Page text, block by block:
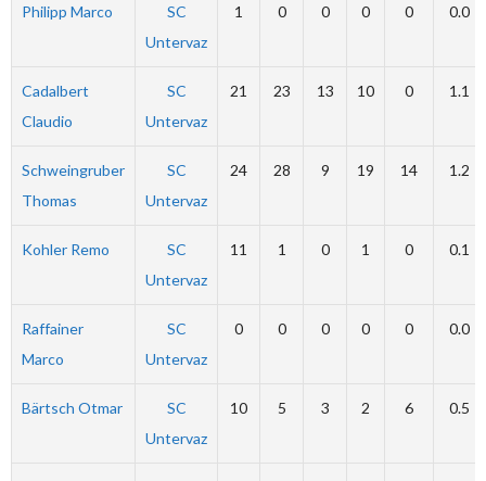
Philipp Marco
SC
Untervaz
1 0 0 0 0 0.0
Cadalbert
Claudio
SC
Untervaz
21 23 13 10 0 1.1
Schweingruber
Thomas
SC
Untervaz
24 28 9 19 14 1.2
Kohler Remo
SC
Untervaz
11 1 0 1 0 0.1
Raffainer
Marco
SC
Untervaz
0 0 0 0 0 0.0
Bärtsch Otmar
SC
Untervaz
10 5 3 2 6 0.5